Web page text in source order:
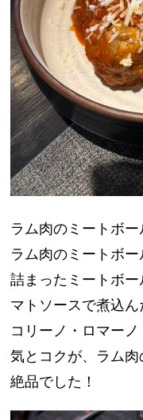
ラム肉のミートボー
ラム肉のミートボ
詰まったミートボ
マトソースで煮込
コリーノ・ロマー
気とコクが、ラム
絶品でした！